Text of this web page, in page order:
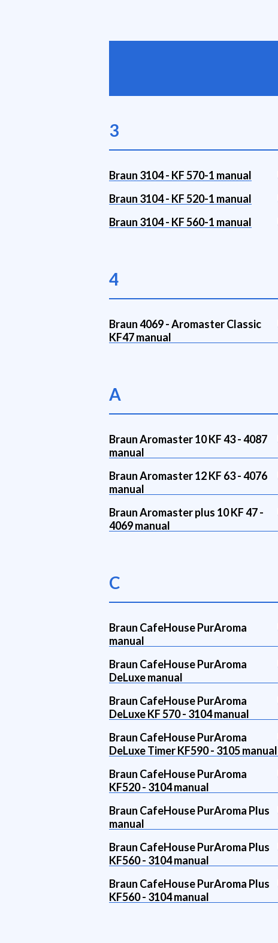
3
Braun 3104 - KF 570-1 manual
Braun 3104 - KF 520-1 manual
Braun 3104 - KF 560-1 manual
4
Braun 4069 - Aromaster Classic
KF47 manual
A
Braun Aromaster 10 KF 43 - 4087
manual
Braun Aromaster 12 KF 63 - 4076
manual
Braun Aromaster plus 10 KF 47 -
4069 manual
C
Braun CafeHouse PurAroma
manual
Braun CafeHouse PurAroma
DeLuxe manual
Braun CafeHouse PurAroma
DeLuxe KF 570 - 3104 manual
Braun CafeHouse PurAroma
DeLuxe Timer KF590 - 3105 manual
Braun CafeHouse PurAroma
KF520 - 3104 manual
Braun CafeHouse PurAroma Plus
manual
Braun CafeHouse PurAroma Plus
KF560 - 3104 manual
Braun CafeHouse PurAroma Plus
KF560 - 3104 manual